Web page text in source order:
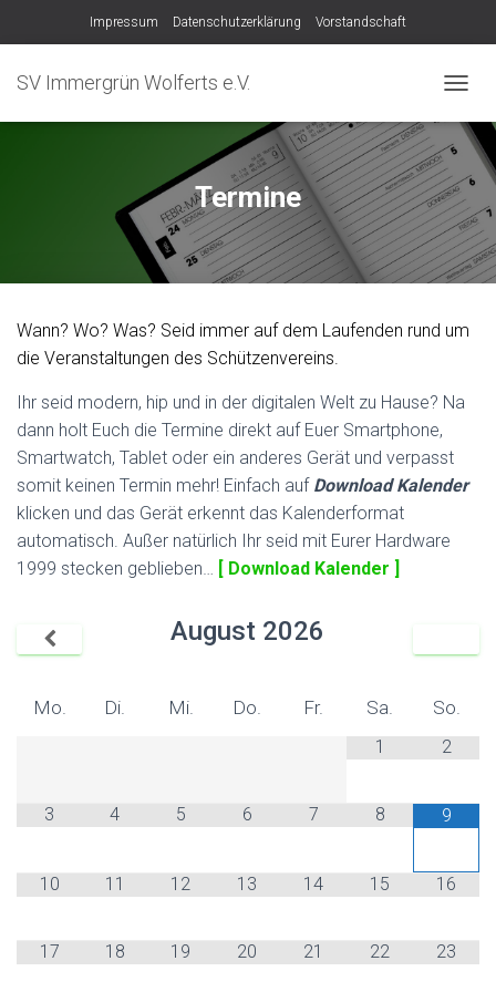
Impressum Datenschutzerklärung Vorstandschaft
SV Immergrün Wolferts e.V.
Termine
Wann? Wo? Was? Seid immer auf dem Laufenden rund um
die Veranstaltungen des Schützenvereins.
Ihr seid modern, hip und in der digitalen Welt zu Hause? Na
dann holt Euch die Termine direkt auf Euer Smartphone,
Smartwatch, Tablet oder ein anderes Gerät und verpasst
somit keinen Termin mehr! Einfach auf Download Kalender
klicken und das Gerät erkennt das Kalenderformat
automatisch. Außer natürlich Ihr seid mit Eurer Hardware
1999 stecken geblieben… [ Download Kalender ]
August 2026
Mo. Di. Mi. Do. Fr. Sa. So.
1 2
3 4 5 6 7 8 9
10 11 12 13 14 15 16
17 18 19 20 21 22 23